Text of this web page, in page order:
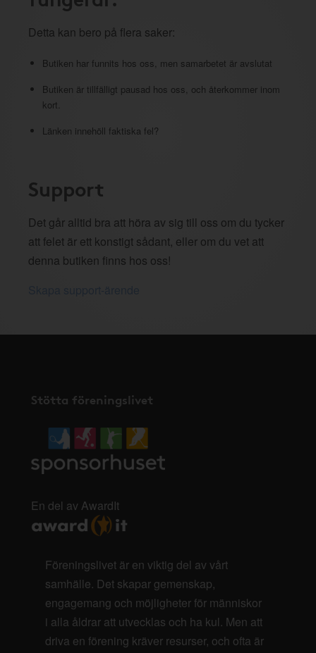
Detta kan bero på flera saker:
Butiken har funnits hos oss, men samarbetet är avslutat
Butiken är tillfälligt pausad hos oss, och återkommer inom
kort.
Länken innehöll faktiska fel?
Support
Det går alltid bra att höra av sig till oss om du tycker
att felet är ett konstigt sådant, eller om du vet att
denna butiken finns hos oss!
Stötta föreningslivet
En del av AwardIt
Föreningslivet är en viktig del av vårt
samhälle. Det skapar gemenskap,
engagemang och möjligheter för människor
i alla åldrar att utvecklas och ha kul. Men att
driva en förening kräver resurser, och ofta är